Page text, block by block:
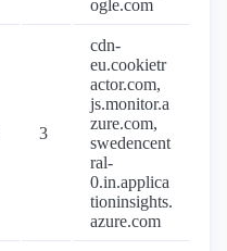
ogle.com
3
cdn-
eu.cookietr
actor.com,
js.monitor.a
zure.com,
swedencent
ral-
0.in.applica
tioninsights.
azure.com